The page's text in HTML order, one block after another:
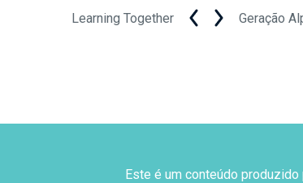
Learning Together Geração
Este é um conteúdo